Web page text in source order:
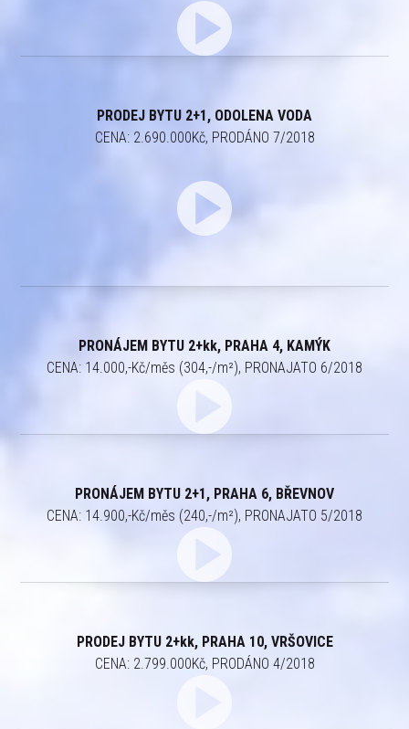
PRODEJ BYTU 2+1, ODOLENA VODA
CENA: 2.690.000Kč, PRODÁNO 7/2018
PRONÁJEM BYTU 2+kk, PRAHA 4, KAMÝK
CENA: 14.000,-Kč/měs (304,-/m²), PRONAJATO 6/2018
PRONÁJEM BYTU 2+1, PRAHA 6, BŘEVNOV
CENA: 14.900,-Kč/měs (240,-/m²), PRONAJATO 5/2018
PRODEJ BYTU 2+kk, PRAHA 10, VRŠOVICE
CENA: 2.799.000Kč, PRODÁNO 4/2018